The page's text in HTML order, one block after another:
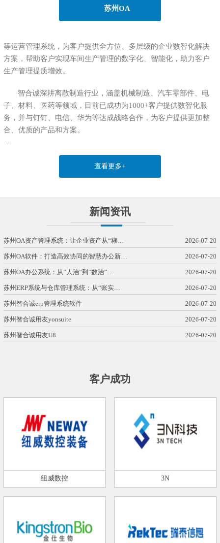
苏州OA
等运营管理系统，为客户提供全方位、多层级的企业数智化解决
方案，帮助客户实现车间生产管理的数字化、智能化，助力客户
生产管理提质增效。
智合诚深耕离散制造行业，涵盖机械制造、汽车零部件、电
子、材料、医药等领域，目前已成功为1000+客户提供数智化服
务，并与钉钉、电信、华为等达成战略合作，为客户提供更加整
合、优质的产品和方案。
...
查看更多+
新闻资讯
苏州OA资产管理系统：让企业资产从“糊… 2026-07-20
苏州OA软件：打造高效协同的智慧办公新… 2026-07-20
苏州OA办公系统：从“人治”到“数治”… 2026-07-20
苏州ERP系统与仓库管理系统：从“账实… 2026-07-20
苏州智合诚erp管理系统软件 2026-07-20
苏州智合诚用友yonsuite 2026-07-20
苏州智合诚用友U8 2026-07-20
客户成功
纽威数控 3N